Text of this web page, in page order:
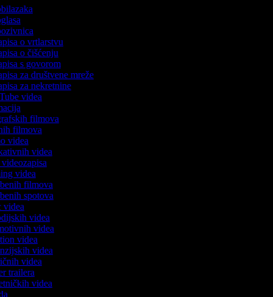
o vrtlarstvu
o čišćenju
s govorom
za društvene mreže
za nekretnine
videa
filmova
filmova
videa
videa
videa
filmova
spotova
videa
videa
videa
videa
videa
videa
trailera
videa